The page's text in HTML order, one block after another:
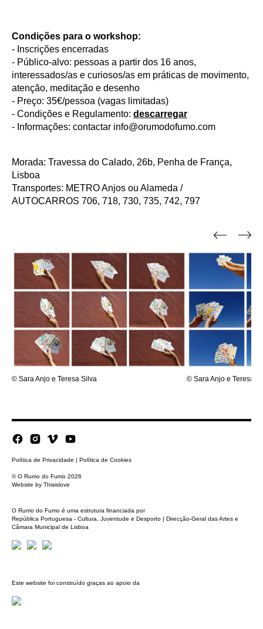
Condições para o workshop:
- Inscrições encerradas
- Público-alvo: pessoas a partir dos 16 anos,
interessados/as e curiosos/as em práticas de movimento,
atenção, meditação e desenho
- Preço: 35€/pessoa (vagas limitadas)
- Condições e Regulamento: descarregar
- Informações: contactar info@orumodofumo.com
Morada: Travessa do Calado, 26b, Penha de França,
Lisboa
Transportes: METRO Anjos ou Alameda /
AUTOCARROS 706, 718, 730, 735, 742, 797
© Sara Anjo e Teresa Silva © Sara Anjo e Teresa
Política de Privacidade | Política de Cookies
© O Rumo do Fumo 2026
Website by Thisislove
O Rumo do Fumo é uma estrutura financiada por
República Portuguesa - Cultura, Juventude e Desporto | Direcção-Geral das Artes e
Câmara Municipal de Lisboa
Este website foi construído graças ao apoio da